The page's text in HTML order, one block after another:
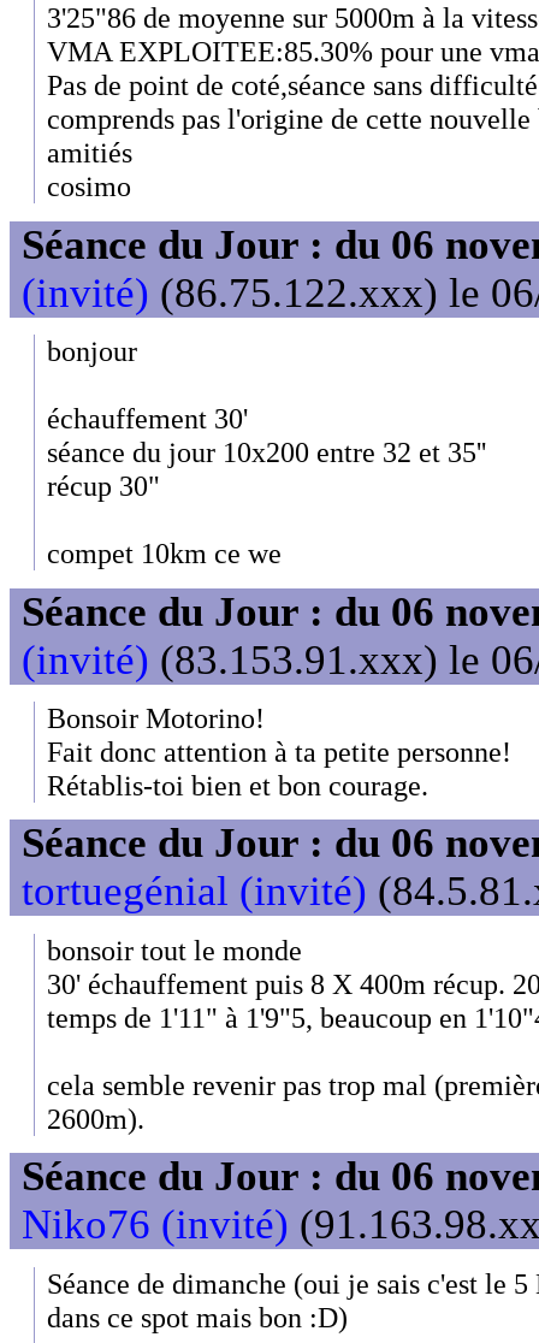
3'25"86 de moyenne sur 5000m à la
VMA EXPLOITEE:85.30% pour une
Pas de point de coté,séance sans
comprends pas l'origine de cette
amitiés
cosimo
Séance du Jour : du 06
(invité) (86.75.122.xxx) le
bonjour
échauffement 30'
séance du jour 10x200 entre 32 et 35''
récup 30"
compet 10km ce we
Séance du Jour : du 06
(invité) (83.153.91.xxx) le
Bonsoir Motorino!
Fait donc attention à ta petite personne!
Rétablis-toi bien et bon courage.
Séance du Jour : du 06
tortuegénial (invité)
bonsoir tout le monde
30' échauffement puis 8 X 400m récup.
temps de 1'11" à 1'9"5, beaucoup en
cela semble revenir pas trop mal
2600m).
Séance du Jour : du 06
Niko76 (invité)
Séance de dimanche (oui je sais c'est le
dans ce spot mais bon :D)